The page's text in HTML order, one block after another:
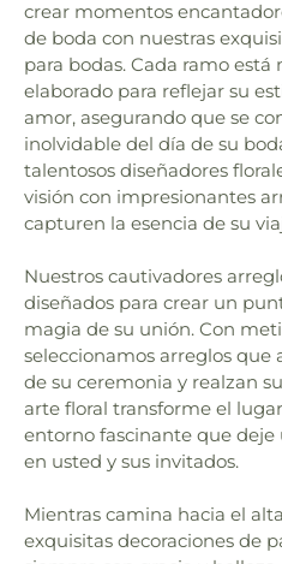
crear momentos
de boda con nuestras
para bodas. Cada ramo
elaborado para reflejar su
amor, asegurando que se
inolvidable del día de su
talentosos diseñadores
visión con impresionantes
capturen la esencia de su
Nuestros cautivadores
diseñados para crear un
magia de su unión. Con
seleccionamos arreglos que
de su ceremonia y realzan
arte floral transforme el
entorno fascinante que
en usted y sus invitados.
Mientras camina hacia el
exquisitas decoraciones de